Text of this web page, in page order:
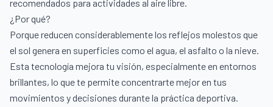
recomendados para actividades al aire libre.
¿Por qué?
Porque reducen considerablemente los reflejos molestos que
el sol genera en superficies como el agua, el asfalto o la nieve.
Esta tecnología mejora tu visión, especialmente en entornos
brillantes, lo que te permite concentrarte mejor en tus
movimientos y decisiones durante la práctica deportiva.